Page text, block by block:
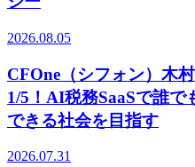
2026.08.05
CFOne（シフォン）木
1/5！AI税務SaaSで誰で
できる社会を目指す
2026.07.31